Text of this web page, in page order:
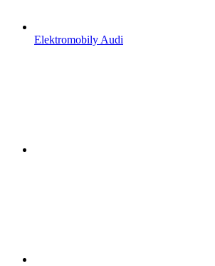
Elektromobily Audi